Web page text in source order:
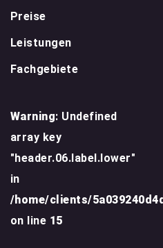
Preise
Leistungen
Fachgebiete
Warning: Undefined
array key
"header.06.label.lower"
in
/home/clients/
on line 15